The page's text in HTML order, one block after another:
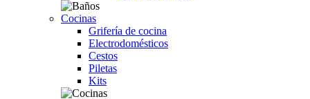
Cocinas
Grifería de cocina
Electrodomésticos
Cestos
Piletas
Kits